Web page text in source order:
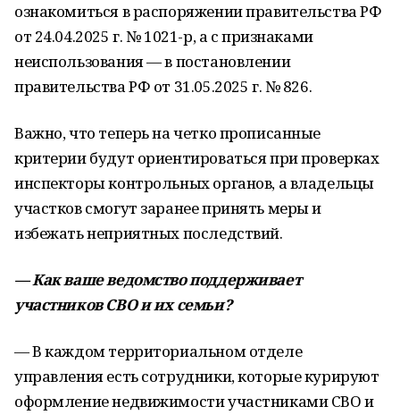
ознакомиться в распоряжении правительства РФ
от 24.04.2025 г. № 1021-р, а с признаками
неиспользования — в постановлении
правительства РФ от 31.05.2025 г. № 826.
Важно, что теперь на четко прописанные
критерии будут ориентироваться при проверках
инспекторы контрольных органов, а владельцы
участков смогут заранее принять меры и
избежать неприятных последствий.
— Как ваше ведомство поддерживает
участников СВО и их семьи?
— В каждом территориальном отделе
управления есть сотрудники, которые курируют
оформление недвижимости участниками СВО и